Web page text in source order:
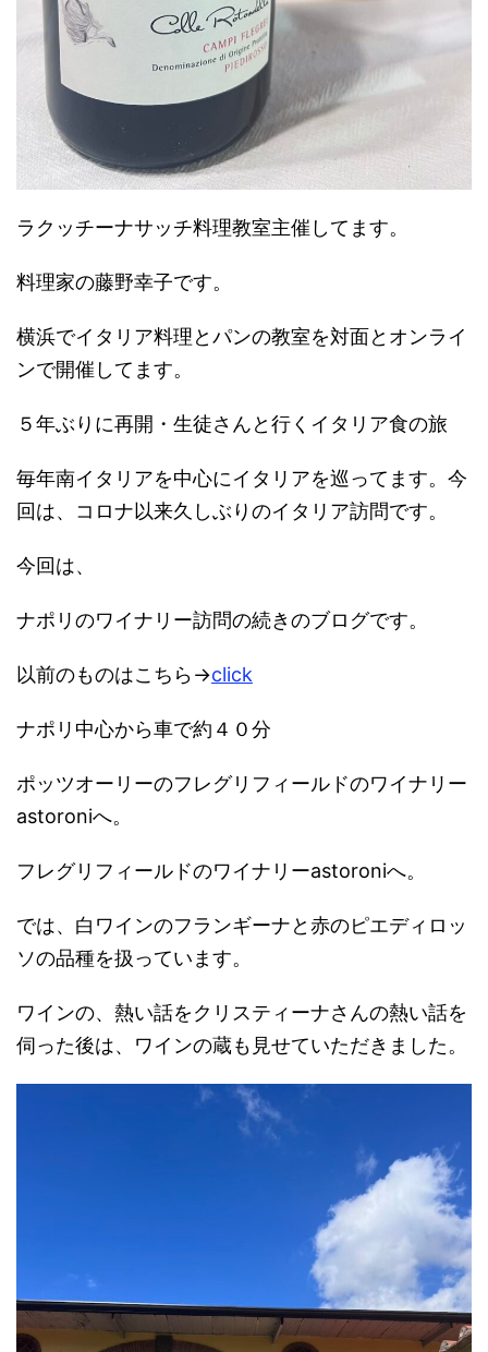
ラクッチーナサッチ料理教室主催してます。
料理家の藤野幸子です。
横浜でイタリア料理とパンの教室を対面とオンライ
ンで開催してます。
５年ぶりに再開・生徒さんと行くイタリア食の旅
毎年南イタリアを中心にイタリアを巡ってます。今
回は、コロナ以来久しぶりのイタリア訪問です。
今回は、
ナポリのワイナリー訪問の続きのブログです。
以前のものはこちら→click
ナポリ中心から車で約４０分
ポッツオーリーのフレグリフィールドのワイナリー
astoroniへ。
フレグリフィールドのワイナリーastoroniへ。
では、白ワインのフランギーナと赤のピエディロッ
ソの品種を扱っています。
ワインの、熱い話をクリスティーナさんの熱い話を
伺った後は、ワインの蔵も見せていただきました。